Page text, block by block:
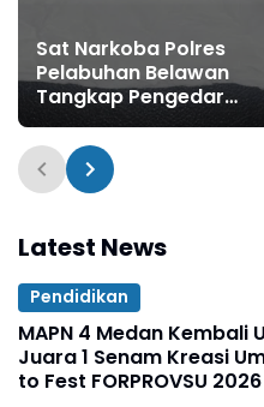
Sat Narkoba Polres
Pelabuhan Belawan
Tangkap Pengedar
Narkoba di Terjun
Latest News
Pendidikan
MAPN 4 Medan Kembali
Juara 1 Senam Kreasi Umum IOSKI Road
to Fest FORPROVSU 2026